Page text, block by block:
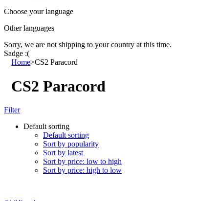
Choose your language
Other languages
Sorry, we are not shipping to your country at this time.
Sadge :(
Home>CS2 Paracord
CS2 Paracord
Filter
Default sorting
Default sorting
Sort by popularity
Sort by latest
Sort by price: low to high
Sort by price: high to low